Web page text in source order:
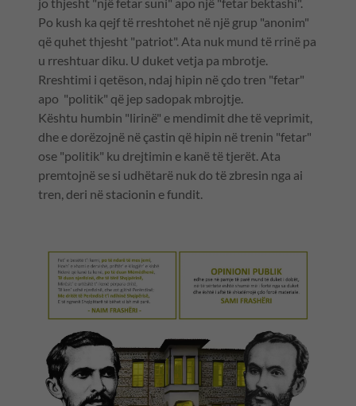
jo thjesht "një fetar suni" apo një "fetar bektashi".
Po kush ka qejf të rreshtohet në një grup "anonim"
që quhet thjesht "patriot". Ata nuk mund të rrinë pa
u rreshtuar diku. U duket vetja pa mbrotje.
Rreshtimi i qetëson, ndaj hipin në çdo tren "fetar"
apo "politik" që jep sadopak mbrojtje.
Kështu humbin "lirinë" e mendimit dhe të veprimit,
dhe e dorëzojnë në çastin që hipin në trenin "fetar"
ose "politik" ku drejtimin e kanë të tjerët. Ata
premtojnë se si udhëtarë nuk do të zbresin nga ai
tren, deri në stacionin e fundit.